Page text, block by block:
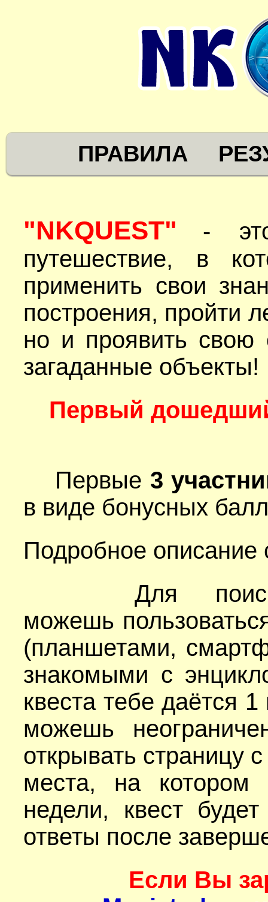
ПРАВИЛА
"NKQUEST"
-
путешествие, в
применить свои
построения, пройти
но и проявить свою
загаданные объекты!
Первый
Первые 3
в виде бонусных
Подробное описание
Для поиска
можешь
(планшетами,
знакомыми с
квеста тебе даётся
можешь
открывать страницу
места, на котором
недели, квест
ответы после
Если Вы